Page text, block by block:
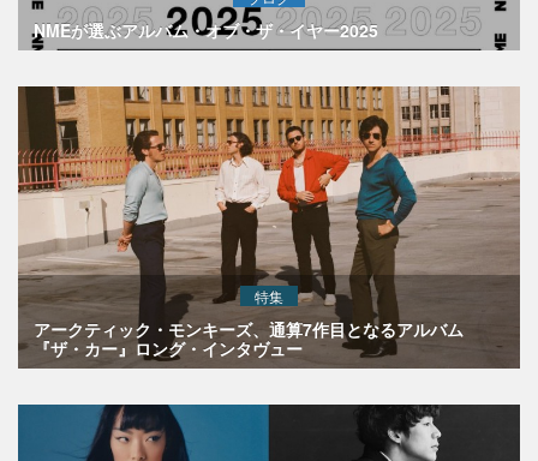
NMEが選ぶアルバム・オブ・ザ・イヤー2025
特集
アークティック・モンキーズ、通算7作目となるアルバム
『ザ・カー』ロング・インタヴュー